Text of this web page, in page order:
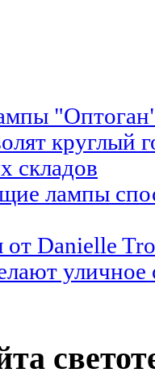
круглый
складов
лампы
Danielle
уличное